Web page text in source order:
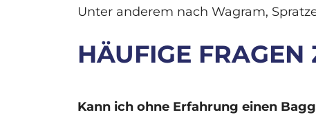
Unter anderem nach Wagram,
HÄUFIGE FRAGEN
Kann ich ohne Erfahrung einen